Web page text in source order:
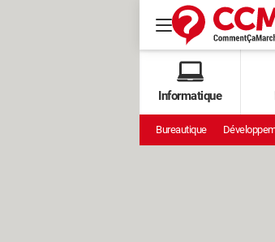
Informatique
Bureautique